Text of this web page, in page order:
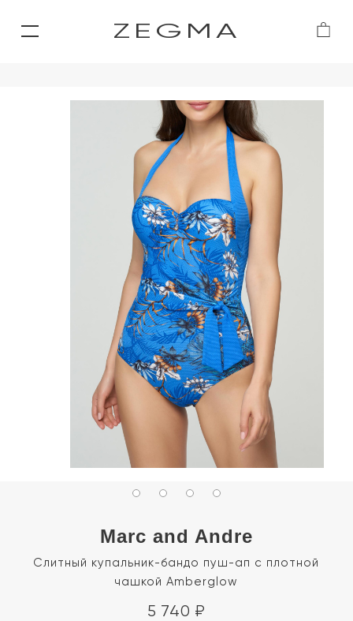
ZEGMA
Marc and Andre
Слитный купальник-бандо пуш-ап с плотной
чашкой Amberglow
5 740 ₽